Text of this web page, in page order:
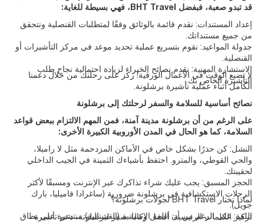
قد تبدو صعبة، فبفضل BHT Travel، فهي بسيطة للغاية:
إعداد المستندات: نقدم قائمة بالوثائق وفقًا لمتطلبات القنصلية ونتحقق
من جميع مستنداتك.
جدولة المواعيد: نقوم بتسريع عملية تحديد موعد في مركز التأشيرات أو
القنصلية.
الاستشارة المهنية: نقدم نصائح الخبراء لزيادة احتمالية نجاح طلب
التأشيرة الخاص بك.
لا تضيع الوقت في الأعمال الورقية! ركز على رحلتك من خلال دعمنا
الكامل أثناء عملية تأشيرة برشلونة.
نصائح أساسية للسلامة والسفر لرحلتك إلى برشلونة
على الرغم من أن برشلونة مدينة آمنة، فمن المهم الالتزام ببعض قواعد
السلامة، كما هو الحال في المدن الأوروبية الكبيرة الأخرى:
النشل: كن حذرًا بشكل خاص في الأماكن المزدحمة مثل لا رامبلا،
والحي القوطي، والمترو. احتفظ بأشياءك الثمينة في الجيب الداخلي
لحقيبتك.
الحجز المسبق: يجب عليك شراء تذاكرك عبر الإنترنت ومسبقًا لأكثر
الرحلات الاستكشافية في برشلونة ضرورية (ساغرادا فاميليا، بارك
جويل).
اللغة: على الرغم من أن اللغة الإسبانية (القشتالية) منتشرة على نطاق
لماذا تختار BHT Travel لجولات برشلونة؟
تركيز الكلمات الرئيسية: أفضل وكالة سفر لبرشلونة، دعم تأشيرة